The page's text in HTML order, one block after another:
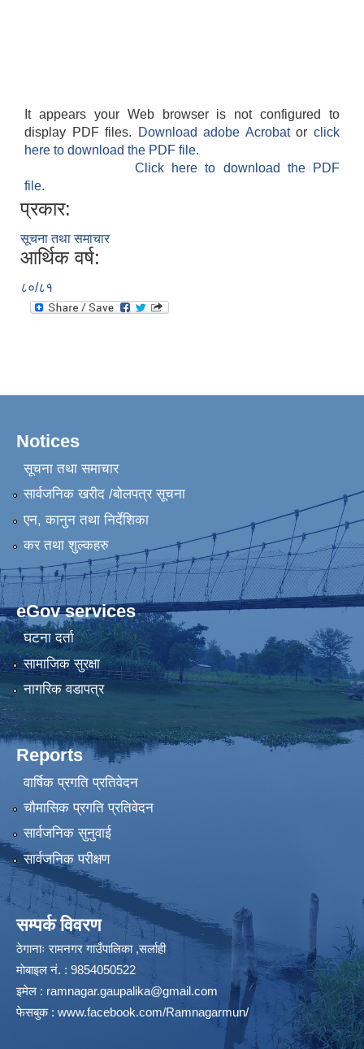
It appears your Web browser is not configured to
display PDF files.
Download adobe Acrobatorclick
here to download the PDF file.
Click here to download the PDF
file.
प्रकार:
सूचना तथा समाचार
आर्थिक वर्ष:
८०/८१
Notices
सूचना तथा समाचार
सार्वजनिक खरीद /बोलपत्र सूचना
एन, कानुन तथा निर्देशिका
कर तथा शुल्कहरु
eGov services
घटना दर्ता
सामाजिक सुरक्षा
नागरिक वडापत्र
Reports
वार्षिक प्रगति प्रतिवेदन
चौमासिक प्रगति प्रतिवेदन
सार्वजनिक सुनुवाई
सार्वजनिक परीक्षण
सम्पर्क विवरण
ठेगानाः रामनगर गाउँपालिका ,सर्लाही
माेबाइल न‌ं. : 9854050522
इमेल : ramnagar.gaupalika@gmail.com
फेसबुक : www.facebook.com/Ramnagarmun/